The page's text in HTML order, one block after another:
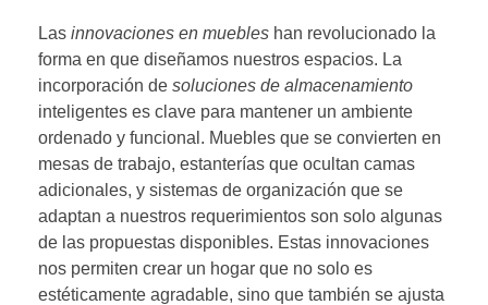
Las innovaciones en muebles han revolucionado la
forma en que diseñamos nuestros espacios. La
incorporación de soluciones de almacenamiento
inteligentes es clave para mantener un ambiente
ordenado y funcional. Muebles que se convierten en
mesas de trabajo, estanterías que ocultan camas
adicionales, y sistemas de organización que se
adaptan a nuestros requerimientos son solo algunas
de las propuestas disponibles. Estas innovaciones
nos permiten crear un hogar que no solo es
estéticamente agradable, sino que también se ajusta